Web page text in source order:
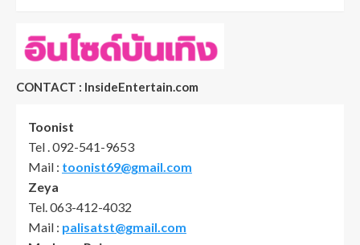
CONTACT : InsideEntertain.com
Toonist
Tel . 092-541-9653
Mail : toonist69@gmail.com
Zeya
Tel. 063-412-4032
Mail : palisatst@gmail.com